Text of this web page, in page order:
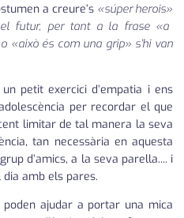
a creure’s «súper herois»
futur, per tant a la frase «a
o «això és com una grip» s’hi van
petit exercici d’empatia i ens
per recordar el que
limitar de tal manera la seva
tan necessària en aquesta
d’amics, a la seva parella.... i
amb els pares.
ajudar a portar una mica